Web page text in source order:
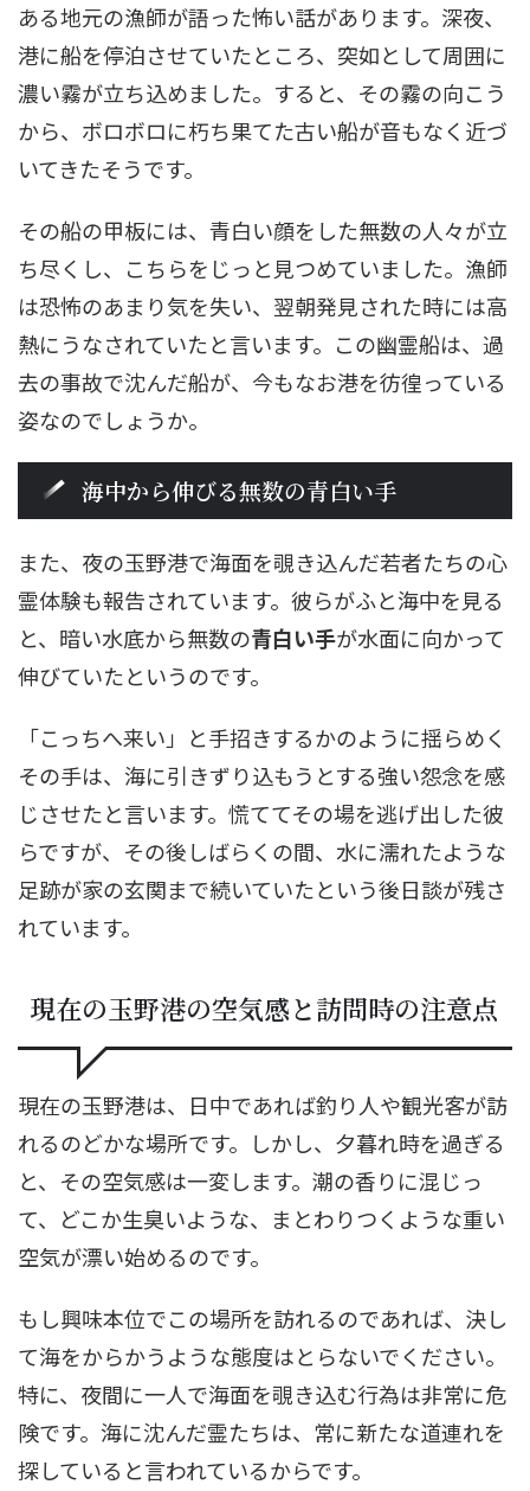
ある地元の漁師が語った怖い話があります。深夜、
港に船を停泊させていたところ、突如として周囲に
濃い霧が立ち込めました。すると、その霧の向こう
から、ボロボロに朽ち果てた古い船が音もなく近づ
いてきたそうです。
その船の甲板には、青白い顔をした無数の人々が立
ち尽くし、こちらをじっと見つめていました。漁師
は恐怖のあまり気を失い、翌朝発見された時には高
熱にうなされていたと言います。この幽霊船は、過
去の事故で沈んだ船が、今もなお港を彷徨っている
姿なのでしょうか。
海中から伸びる無数の青白い手
また、夜の玉野港で海面を覗き込んだ若者たちの心
霊体験も報告されています。彼らがふと海中を見る
と、暗い水底から無数の青白い手が水面に向かって
伸びていたというのです。
「こっちへ来い」と手招きするかのように揺らめく
その手は、海に引きずり込もうとする強い怨念を感
じさせたと言います。慌ててその場を逃げ出した彼
らですが、その後しばらくの間、水に濡れたような
足跡が家の玄関まで続いていたという後日談が残さ
れています。
現在の玉野港の空気感と訪問時の注意点
現在の玉野港は、日中であれば釣り人や観光客が訪
れるのどかな場所です。しかし、夕暮れ時を過ぎる
と、その空気感は一変します。潮の香りに混じっ
て、どこか生臭いような、まとわりつくような重い
空気が漂い始めるのです。
もし興味本位でこの場所を訪れるのであれば、決し
て海をからかうような態度はとらないでください。
特に、夜間に一人で海面を覗き込む行為は非常に危
険です。海に沈んだ霊たちは、常に新たな道連れを
探していると言われているからです。